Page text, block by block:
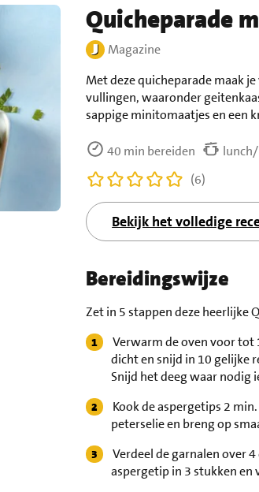
Quicheparade
Magazine
Met deze quicheparade maak
vullingen, waaronder
sappige minitomaatjes en een
40 min bereiden
(6)
Bekijk het volledige
Bereidingswijze
Zet in 5 stappen deze heerlijke
Verwarm de oven voor tot
dicht en snijd in 10 gelijke
Snijd het deeg waar nodig
Kook de aspergetips 2
peterselie en breng op
Verdeel de garnalen over
aspergetip in 3 stukken en